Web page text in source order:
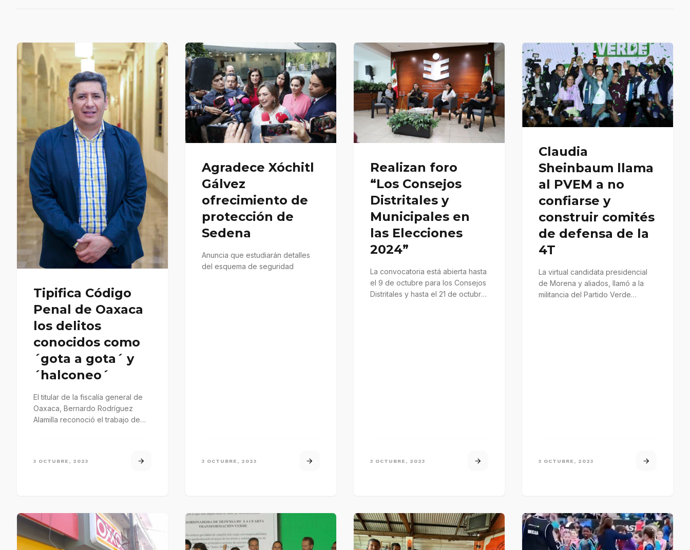
Tipifica Código
Penal de Oaxaca
los delitos
conocidos como
´gota a gota´ y
´halconeo´
El titular de la fiscalía general de
Oaxaca, Bernardo Rodríguez
Alamilla reconoció el trabajo de
3 OCTUBRE, 2023
Agradece Xóchitl
Gálvez
ofrecimiento de
protección de
Sedena
Anuncia que estudiarán detalles
del esquema de seguridad
3 OCTUBRE, 2023
Realizan foro
“Los Consejos
Distritales y
Municipales en
las Elecciones
2024”
La convocatoria está abierta hasta
el 9 de octubre para los Consejos
Distritales y hasta el 21 de octubre
3 OCTUBRE, 2023
Claudia
Sheinbaum llama
al PVEM a no
confiarse y
construir comités
de defensa de la
4T
La virtual candidata presidencial
de Morena y aliados, llamó a la
militancia del Partido Verde
3 OCTUBRE, 2023